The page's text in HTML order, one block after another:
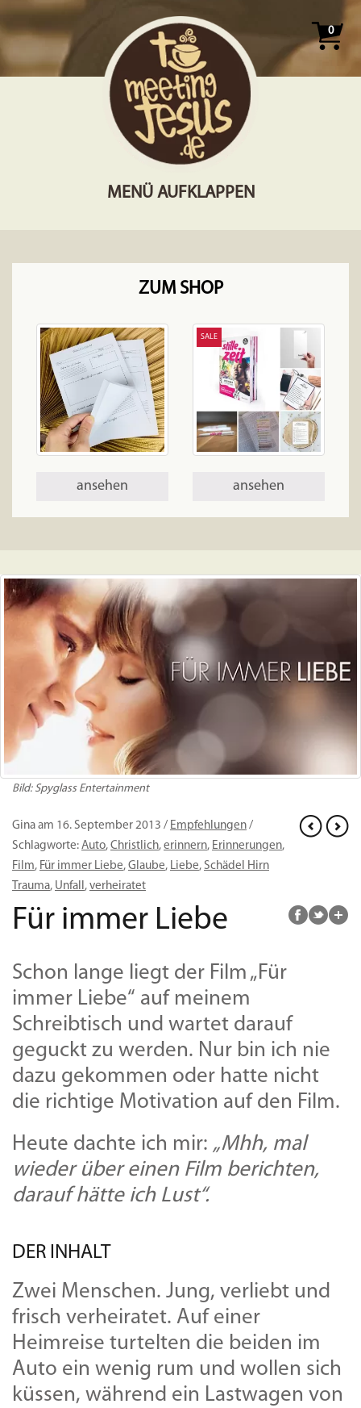
0
MENÜ AUFKLAPPEN
ZUM SHOP
ansehen
SALE
ansehen
Bild: Spyglass Entertainment
Gina am 16. September 2013 / Empfehlungen /
Schlagworte: Auto, Christlich, erinnern, Erinnerungen,
Film, Für immer Liebe, Glaube, Liebe, Schädel Hirn
Trauma, Unfall, verheiratet
Für immer Liebe
Schon lange liegt der Film „Für
immer Liebe“ auf meinem
Schreibtisch und wartet darauf
geguckt zu werden. Nur bin ich nie
dazu gekommen oder hatte nicht
die richtige Motivation auf den Film.
Heute dachte ich mir: „Mhh, mal
wieder über einen Film berichten,
darauf hätte ich Lust“.
DER INHALT
Zwei Menschen. Jung, verliebt und
frisch verheiratet. Auf einer
Heimreise turtelten die beiden im
Auto ein wenig rum und wollen sich
küssen, während ein Lastwagen von